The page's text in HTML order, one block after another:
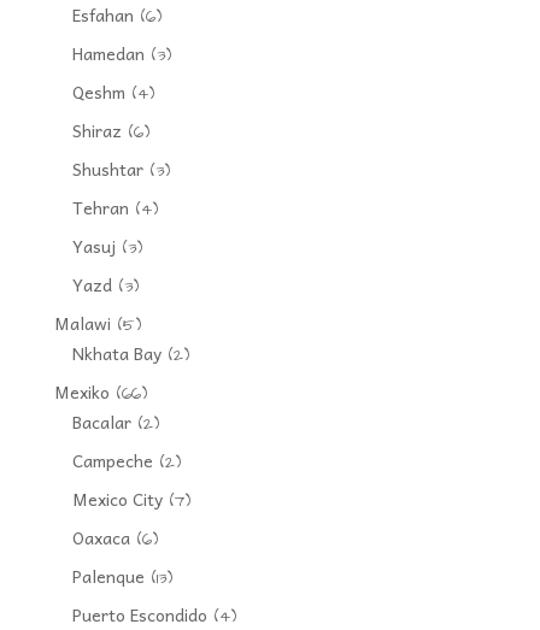
Esfahan (6)
Hamedan (3)
Qeshm (4)
Shiraz (6)
Shushtar(3)
Tehran (4)
Yasuj (3)
Yazd(3)
Malawi (5)
Nkhata Bay(2)
Mexiko (66)
Bacalar(2)
Campeche (2)
Mexico City(7)
Oaxaca(6)
Palenque (13)
Puerto Escondido (4)